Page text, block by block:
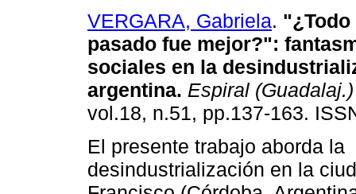
VERGARA, Gabriela.
pasado fue mejor?":
sociales en la
argentina. Espiral (Guadalaj.)
vol.18, n.51, pp.137-163.
El presente trabajo aborda la
desindustrialización en la